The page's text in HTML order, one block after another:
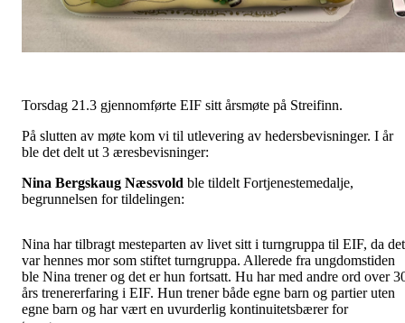
Torsdag 21.3 gjennomførte EIF sitt årsmøte på Streifinn.
På slutten av møte kom vi til utlevering av hedersbevisninger. I år
ble det delt ut 3 æresbevisninger:
Nina Bergskaug Næssvold ble tildelt Fortjenestemedalje,
begrunnelsen for tildelingen:
Nina har tilbragt mesteparten av livet sitt i turngruppa til EIF, da det
var hennes mor som stiftet turngruppa. Allerede fra ungdomstiden
ble Nina trener og det er hun fortsatt. Hu har med andre ord over
års trenererfaring i EIF. Hun trener både egne barn og partier uten
egne barn og har vært en uvurderlig kontinuitetsbærer for